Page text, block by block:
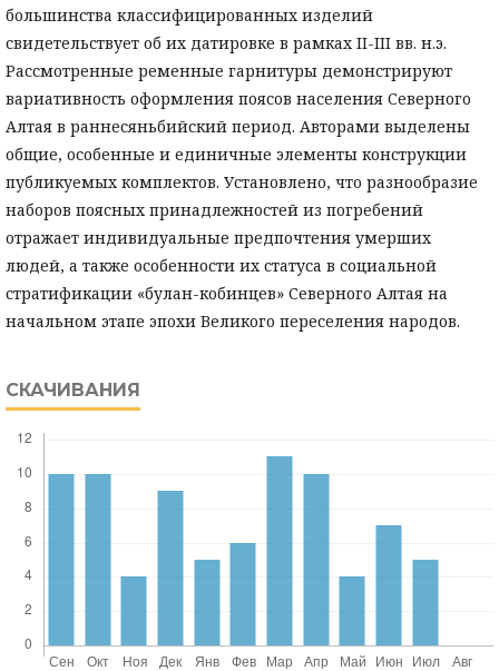
большинства классифицированных изделий
свидетельствует об их датировке в рамках II-III вв. н.э.
Рассмотренные ременные гарнитуры демонстрируют
вариативность оформления поясов населения Северного
Алтая в раннесяньбийский период. Авторами выделены
общие, особенные и единичные элементы конструкции
публикуемых комплектов. Установлено, что разнообразие
наборов поясных принадлежностей из погребений
отражает индивидуальные предпочтения умерших
людей, а также особенности их статуса в социальной
стратификации «булан-кобинцев» Северного Алтая на
начальном этапе эпохи Великого переселения народов.
СКАЧИВАНИЯ